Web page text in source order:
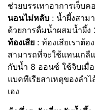
ช่วยบรรเทาอาการเจ็บคอ
นอนไม่หลับ : น้ำผึ้งสาม
ด้วยการดื่มน้ำผสมน้ำผึ้
ท้องเสีย : ท้องเสียเราต้
สามารถที่จะใช้แทนเกลื
กับน้ำ 8 ออนซ์ ใช้จิบเมื่
แบคทีเรียสาเหตุของลำ
เอง